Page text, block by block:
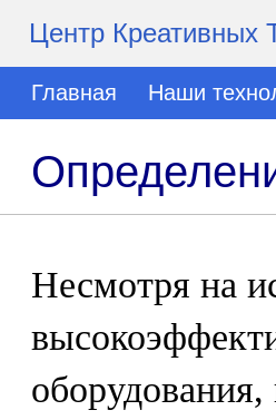
Центр Креативных
Главная Наши
Несмотря на